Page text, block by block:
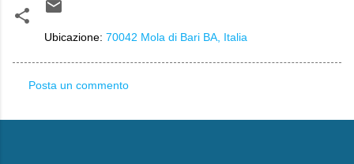
Ubicazione: 70042 Mola di Bari BA, Italia
o
Posta un commento